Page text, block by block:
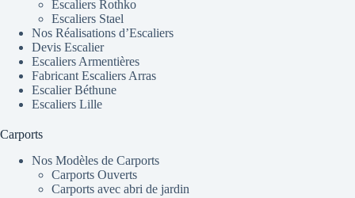
Escaliers Rothko
Escaliers Stael
Nos Réalisations d’Escaliers
Devis Escalier
Escaliers Armentières
Fabricant Escaliers Arras
Escalier Béthune
Escaliers Lille
Carports
Nos Modèles de Carports
Carports Ouverts
Carports avec abri de jardin